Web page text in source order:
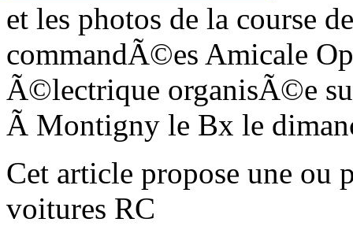
et les photos de la course
commandÃ©es Amicale
Ã©lectrique organisÃ©e
Ã Montigny le Bx le
Cet article propose une ou
voitures RC